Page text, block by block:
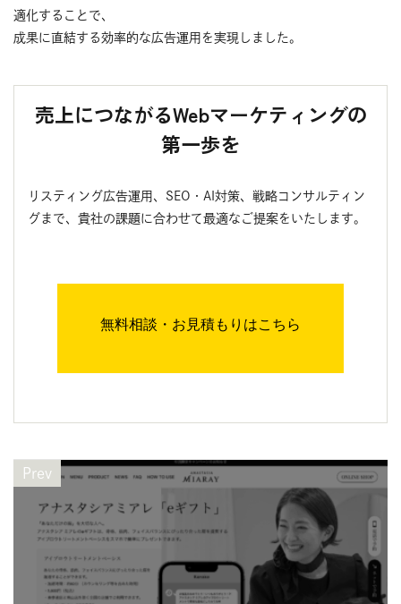
適化することで、
成果に直結する効率的な広告運用を実現しました。
売上につながるWebマーケティングの
第一歩を
リスティング広告運用、SEO・AI対策、戦略コンサルティン
グまで、貴社の課題に合わせて最適なご提案をいたします。
無料相談・お見積もりはこちら
Prev